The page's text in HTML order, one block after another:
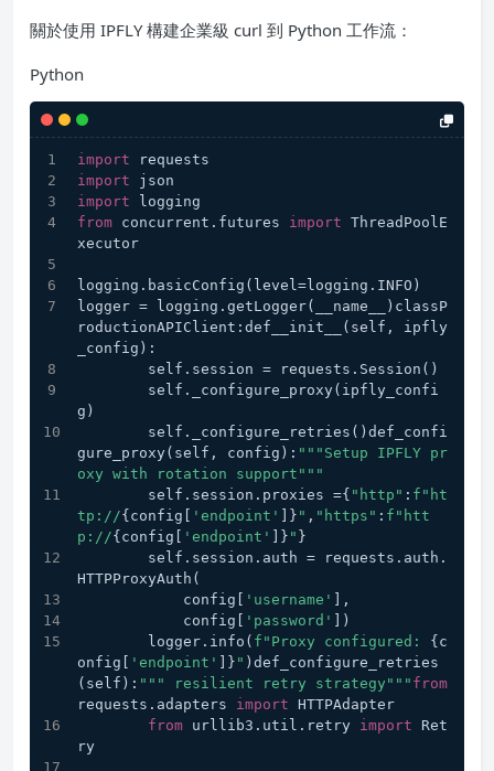
關於使用 IPFLY 構建企業級 curl 到 Python 工作流：
Python
import requests
import json
import logging
from concurrent.futures import ThreadPoolE
xecutor
logging.basicConfig(level=logging.INFO)
logger = logging.getLogger(__name__)classP
roductionAPIClient:def__init__(self, ipfly
_config):
        self.session = requests.Session()
g)
gure_proxy(self, config): """Setup IPFLY pr
oxy with rotation support"""
        self.session.proxies ={
"http" : f"ht
tp://{config[ 'endpoint' ]} " , "https" : f"htt
p://{config[ 'endpoint' ]} " }
HTTPProxyAuth(
            config[
'username'
],
            config[
'password'
])
        logger.info(
f"Proxy configured: {c
onfig[
'endpoint' ]} " )def_configure_retries
(self): """ resilient retry strategy""" from
requests.adapters import HTTPAdapter
from urllib3.util.retry import Ret
ry